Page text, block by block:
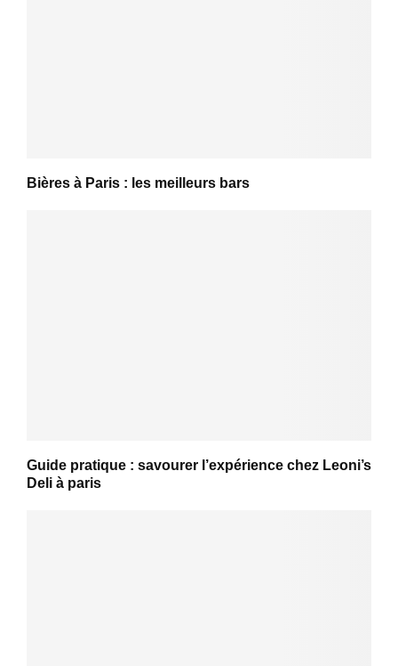
Bières à Paris : les meilleurs bars
Guide pratique : savourer l’expérience chez Leoni’s
Deli à paris